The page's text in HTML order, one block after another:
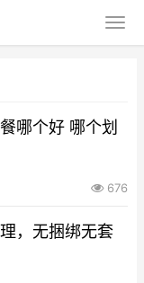
哪个好 哪个划
676
，无捆绑无套